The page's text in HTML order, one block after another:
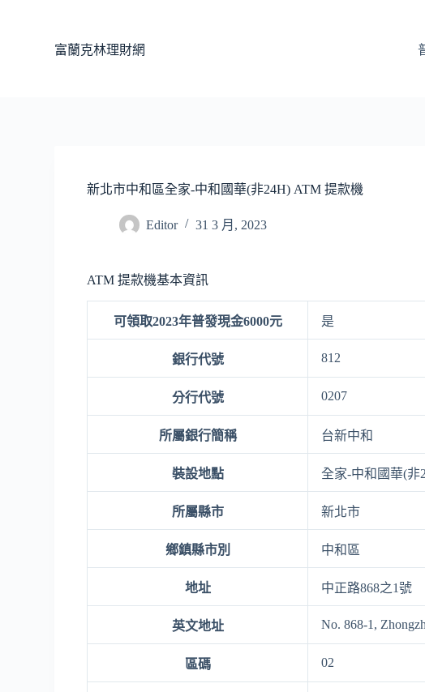
富蘭克林理財網
新北市中和區全家-中和國華(非24H) ATM 提款機
Editor 31 3 月, 2023
ATM 提款機基本資訊
可領取2023年普發現金6000元 是
銀行代號 812
分行代號 0207
所屬銀行簡稱 台新中和
裝設地點 全家-中和國華(非
所屬縣市 新北市
鄉鎮縣市別 中和區
地址 中正路868之1號
英文地址 No. 868-1,
區碼 02